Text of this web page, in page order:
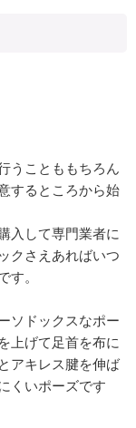
うことももちろん
するところから始
入して専門業者に
クさえあればいつ
。
ソドックスなポー
上げて足首を布に
アキレス腱を伸ば
くいポーズです